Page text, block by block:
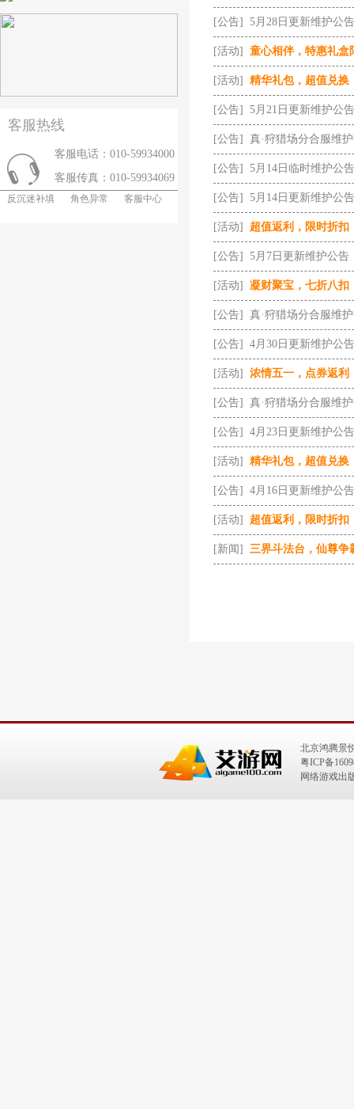
客服热线
客服电话：010-59934000
客服传真：010-59934069
反沉迷补填 角色异常 客服中心
[公告] 5月28日更新维护公告
[活动] 童心相伴，特惠礼盒
[活动] 精华礼包，超值兑换
[公告] 5月21日更新维护公告
[公告] 真·狩猎场分合服维
[公告] 5月14日临时维护公告
[公告] 5月14日更新维护公告
[活动] 超值返利，限时折扣
[公告] 5月7日更新维护公告
[活动] 凝财聚宝，七折八扣
[公告] 真·狩猎场分合服维
[公告] 4月30日更新维护公告
[活动] 浓情五一，点券返利
[公告] 真·狩猎场分合服维
[公告] 4月23日更新维护公告
[活动] 精华礼包，超值兑换
[公告] 4月16日更新维护公告
[活动] 超值返利，限时折扣
[新闻] 三界斗法台，仙尊争
北京鸿腾景
粤ICP备
网络游戏出